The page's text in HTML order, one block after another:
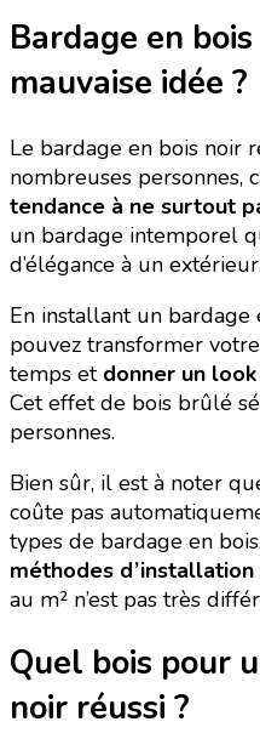
Bardage en
mauvaise idée ?
Le bardage en bois noir
nombreuses personnes,
tendance à ne surtout
un bardage intemporel
d’élégance à un extérieur.
En installant un bardage
pouvez transformer
temps et donner un
Cet effet de bois brûlé
personnes.
Bien sûr, il est à noter
coûte pas
types de bardage en
méthodes d’installation
au m² n’est pas très
Quel bois pour
noir réussi ?